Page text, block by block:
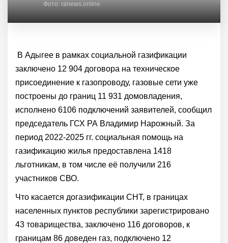
Фото: ranews.online
В Адыгее в рамках социальной газификации
заключено 12 904 договора на техническое
присоединение к газопроводу, газовые сети уже
построены до границ 11 931 домовладения,
исполнено 6106 подключений заявителей, сообщил
председатель ГСХ РА Владимир Нарожный. За
период 2022-2025 гг. социальная помощь на
газификацию жилья предоставлена 1418
льготникам, в том числе её получили 216
участников СВО.
Что касается догазификации СНТ, в границах
населенных пунктов республики зарегистрировано
43 товарищества, заключено 116 договоров, к
границам 86 доведен газ, подключено 12